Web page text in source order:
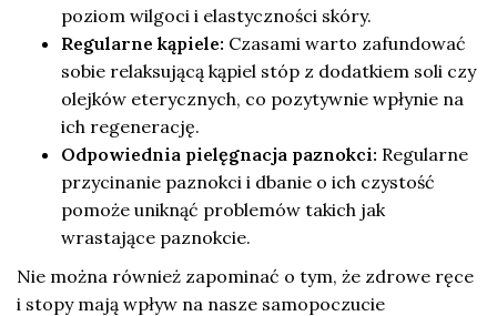
poziom wilgoci i elastyczności skóry.
Regularne kąpiele: Czasami warto zafundować
sobie relaksującą kąpiel stóp z dodatkiem soli czy
olejków eterycznych, co pozytywnie wpłynie na
ich regenerację.
Odpowiednia pielęgnacja paznokci: Regularne
przycinanie paznokci i dbanie o ich czystość
pomoże uniknąć problemów takich jak
wrastające paznokcie.
Nie można również zapominać o tym, że zdrowe ręce
i stopy mają wpływ na nasze samopoczucie